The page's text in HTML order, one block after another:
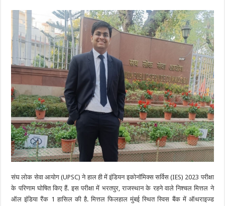
टॉप
संघ लोक सेवा आयोग (UPSC) ने हाल ही में इंडियन इकोनॉमिक्स सर्विस (IES) 2023 परीक्षा
के परिणाम घोषित किए हैं. इस परीक्षा में भरतपुर, राजस्थान के रहने वाले निश्चल मित्तल ने
ऑल इंडिया रैंक 1 हासिल की है. मित्तल फिलहाल मुंबई स्थित स्विस बैंक में ऑथराइज्ड